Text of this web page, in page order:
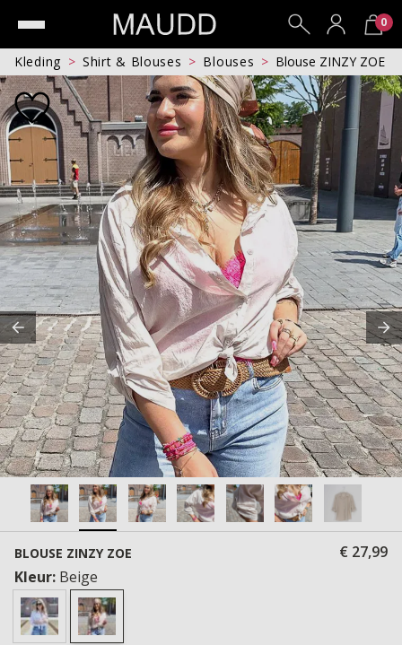
0
Kleding Shirt & Blouses Blouses Blouse ZINZY ZOE
BLOUSE ZINZY ZOE
€ 27,99
Kleur: Beige